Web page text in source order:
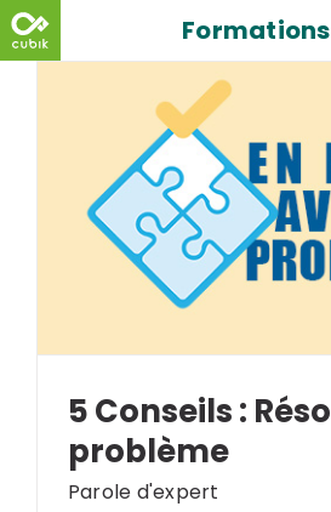
Skip
to
content
5 Conseils :
problème
Parole d'expert